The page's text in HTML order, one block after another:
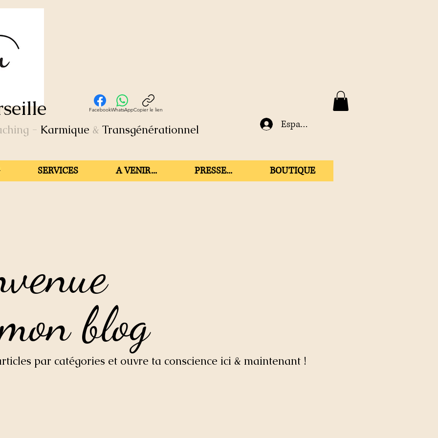
- Karmique & Transgénérationnel
FacebookWhatsAppCopier le lien
Espace membre
SERVICES A VENIR... PRESSE... BOUTIQUE
blog
blog
par catégories et ouvre ta conscience ici & maintenant !